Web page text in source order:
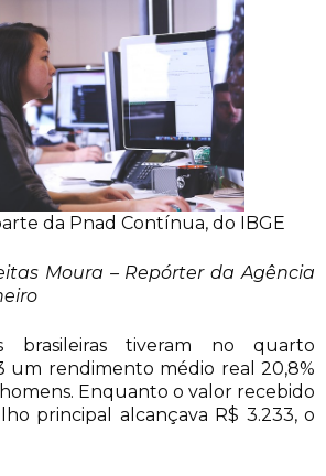
da Pnad Contínua, do IBGE
Moura – Repórter da Agência
brasileiras tiveram no quarto
um rendimento médio real 20,8%
Enquanto o valor recebido
principal alcançava R$ 3.233, o